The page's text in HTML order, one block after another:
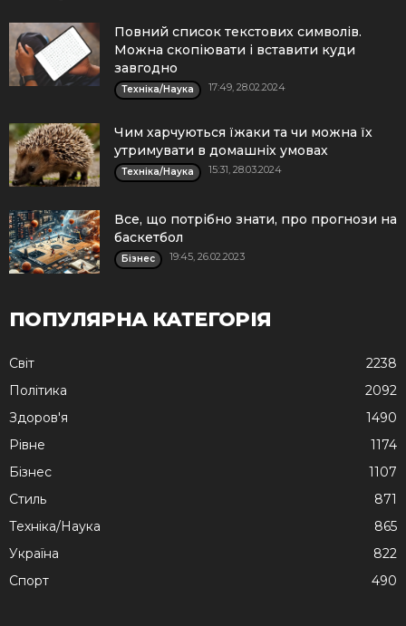
Повний список текстових символів.
Можна скопіювати і вставити куди
завгодно
Техніка/Наука 17:49, 28.02.2024
Чим харчуються їжаки та чи можна їх
утримувати в домашніх умовах
Техніка/Наука 15:31, 28.03.2024
Все, що потрібно знати, про прогнози на
баскетбол
Бізнес 19:45, 26.02.2023
ПОПУЛЯРНА КАТЕГОРІЯ
Cвіт
2238
Політика
2092
Здоров'я
1490
Рівне
1174
Бізнес
1107
Стиль
871
Техніка/Наука
865
Україна
822
Спорт
490